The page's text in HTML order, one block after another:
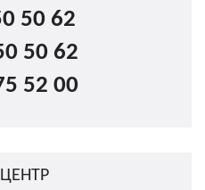
50 62
50 62
52 00